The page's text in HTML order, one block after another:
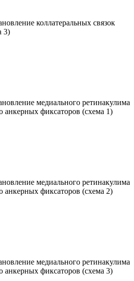
коллатеральных связок
3)
медиального ретинакулима
фиксаторов (схема 1)
медиального ретинакулима
фиксаторов (схема 2)
медиального ретинакулима
фиксаторов (схема 3)